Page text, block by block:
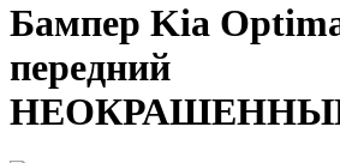
Бампер Kia
передний